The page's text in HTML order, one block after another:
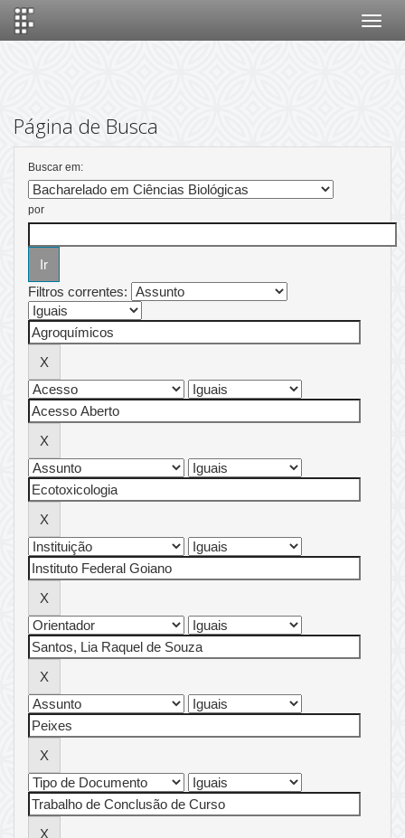
Página de Busca
Buscar em:
por
Filtros correntes: